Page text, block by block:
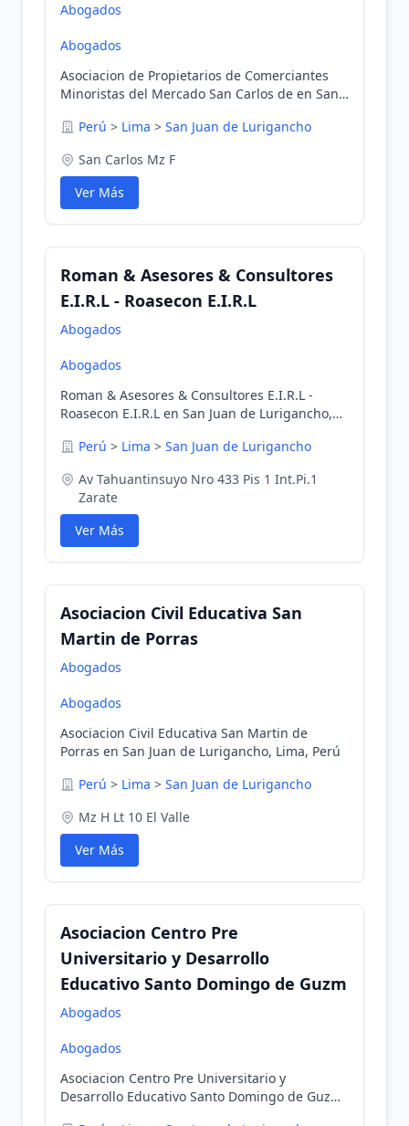
Abogados
Abogados
Asociacion de Propietarios de Comerciantes
Minoristas del Mercado San Carlos de en San
Perú > Lima > San Juan de Lurigancho
San Carlos Mz F
Ver Más
Roman & Asesores & Consultores
E.I.R.L - Roasecon E.I.R.L
Abogados
Abogados
Roman & Asesores & Consultores E.I.R.L -
Roasecon E.I.R.L en San Juan de Lurigancho,
Perú > Lima > San Juan de Lurigancho
Av Tahuantinsuyo Nro 433 Pis 1 Int.Pi.1
Zarate
Ver Más
Asociacion Civil Educativa San
Martin de Porras
Abogados
Abogados
Asociacion Civil Educativa San Martin de
Porras en San Juan de Lurigancho, Lima, Perú
Perú > Lima > San Juan de Lurigancho
Mz H Lt 10 El Valle
Ver Más
Asociacion Centro Pre
Universitario y Desarrollo
Educativo Santo Domingo de Guzm
Abogados
Abogados
Asociacion Centro Pre Universitario y
Desarrollo Educativo Santo Domingo de Guzm